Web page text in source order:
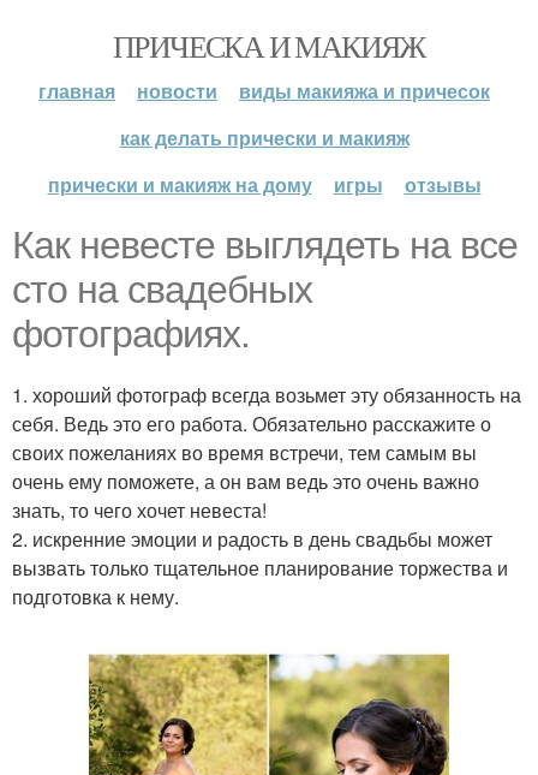
ПРИЧЕСКА И МАКИЯЖ
главная новости
виды макияжа и причесок
как делать прически и макияж
прически и макияж на дому
игры отзывы
Как невесте выглядеть на все
сто на свадебных
фотографиях.
1. хороший фотограф всегда возьмет эту обязанность на
себя. Ведь это его работа. Обязательно расскажите о
своих пожеланиях во время встречи, тем самым вы
очень ему поможете, а он вам ведь это очень важно
знать, то чего хочет невеста!
2. искренние эмоции и радость в день свадьбы может
вызвать только тщательное планирование торжества и
подготовка к нему.